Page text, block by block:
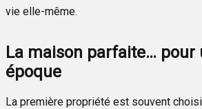
vie elle-même.
La maison parfaite… pour
époque
La première propriété est souvent